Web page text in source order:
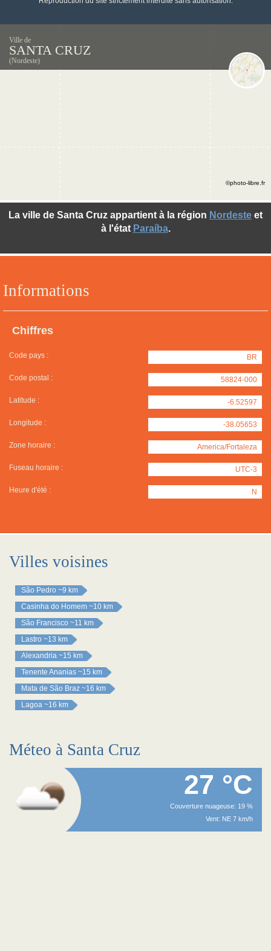
Ville de
SANTA CRUZ
(Nordeste)
Informations
Chiffres
Code pays : BR
Code postal : 58824-000
Latitude : -6.52597
Longitude : -38.05653
Zone horaire : America/Fortaleza
Fuseau horaire : UTC-3
Heure d'été : N
La ville de Santa Cruz appartient à la région Nordeste et
à l'état Paraíba.
©photo-libre.fr
Villes voisines
São Pedro ~9 km
Casinha do Homem ~10 km
São Francisco ~11 km
Lastro ~13 km
Alexandria ~15 km
Tenente Ananias ~15 km
Mata de São Braz ~16 km
Lagoa ~16 km
Méteo à Santa Cruz
27 °C
Couverture nuageuse: 19 %
Vent: NE 7 km/h